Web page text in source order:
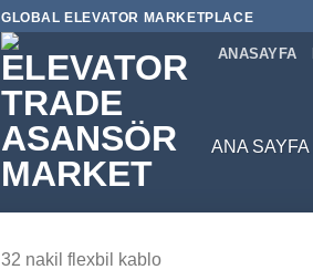
GLOBAL ELEVATOR MARKETPLACE
ANASAYFA
ANA SAYFA
32 nakil flexbil kablo